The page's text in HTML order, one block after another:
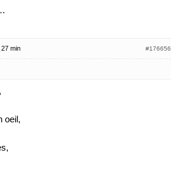
min #176656
oeil,